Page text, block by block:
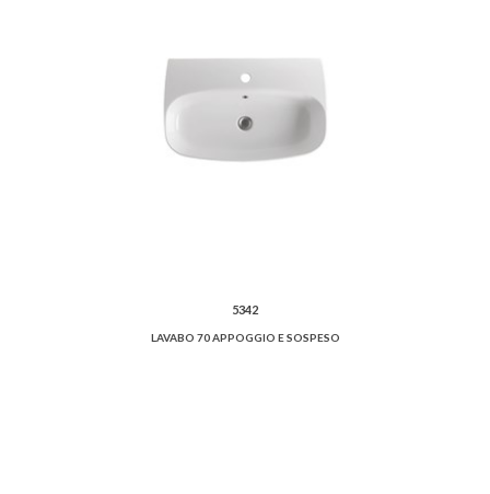
5342
LAVABO 70 APPOGGIO E SOSPESO